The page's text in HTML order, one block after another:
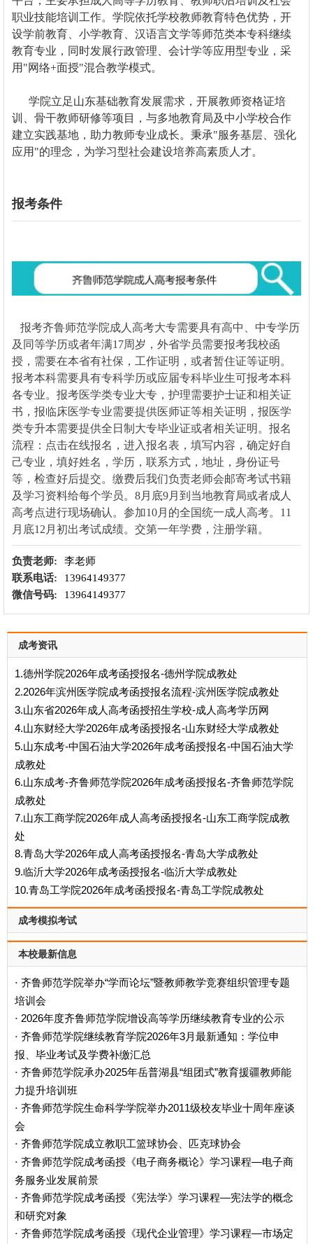
职业技能培训工作。学院依托学校教师教育特色优势，开
设学前教育、小学教育、汉语言文学等师范类本专科继续
教育专业，同时发展行政管理、会计学等应用型专业，采
用"网络+面授"混合教学模式。
学院立足山东基础教育发展需求，开展教师资格证培
训、骨干教师研修等项目，与多地教育局及中小学校合作
建立实践基地，助力教师专业成长。秉承"服务基层、强化
应用"的理念，为学习型社会建设培养高素质人才。
报考条件
报考齐鲁师范学院成人高考大专需要具有高中、中专学历
及同等学历或者年满17周岁，外省学员需要报考我校函
授，需要在本省有社保，工作证明，或者暂住证等证明。
报考本科需要具有专科学历或应届专科毕业生可报考本科
各专业。报考医学类专业大专，护理需要护士证和相关证
书，报临床医学专业需要提供医师证等相关证明，报医学
类专升本需要提供全日制大专毕业证或者相关证明。报名
流程：点击在线报名，进入报名表，填写内容，确定好自
己专业，填好姓名，学历，联系方式，地址，身份证号
等，检查好后提交。缴费后我们负责老师会邮寄考试书籍
及学习资料给每个学员。8月底9月到当地教育局或者成人
高考点进行现场确认。参加10月的全国统一成人高考。11
月底12月初出考试成绩。交第一年学费，注册学籍。
负责老师:
李老师
联系电话:
13964149377
微信号码:
13964149377
成考资讯
1.德州学院2026年成考函授报名-德州学院成教处
2.2026年滨州医学院成考函授报名流程-滨州医学院成教处
3.山东省2026年成人高考函授招生学校-成人高考学历网
4.山东财经大学2026年成考函授报名-山东财经大学成教处
5.山东成考-中国石油大学2026年成考函授报名-中国石油大学
成教处
6.山东成考-齐鲁师范学院2026年成考函授报名-齐鲁师范学院
成教处
7.山东工商学院2026年成人高考函授报名-山东工商学院成教
处
8.青岛大学2026年成人高考函授报名-青岛大学成教处
9.临沂大学2026年成考函授报名-临沂大学成教处
10.青岛工学院2026年成考函授报名-青岛工学院成教处
成考模拟考试
本校最新信息
· 齐鲁师范学院举办“学而论坛”暨教师教学竞赛组织管理专题
培训会
· 2026年度齐鲁师范学院增设高等学历继续教育专业的公示
· 齐鲁师范学院继续教育学院2026年3月最新通知：学位申
报、毕业考试及学费补缴汇总
· 齐鲁师范学院承办2025年岳普湖县“组团式”教育援疆教师能
力提升培训班
· 齐鲁师范学院生命科学学院举办2011级校友毕业十周年座谈
会
· 齐鲁师范学院成立教职工篮球协会、匹克球协会
· 齐鲁师范学院成考函授《电子商务概论》学习课程—电子商
务服务业发展前景
· 齐鲁师范学院成考函授《宪法学》学习课程—宪法学的概念
和研究对象
· 齐鲁师范学院成考函授《现代企业管理》学习课程—市场定